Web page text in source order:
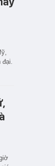
đại.